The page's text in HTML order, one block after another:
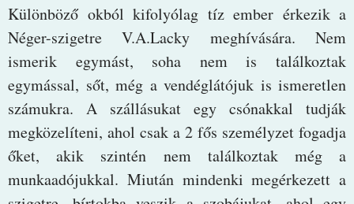
Különböző okból kifolyólag tíz ember érkezik a
Néger-szigetre V.A.Lacky meghívására. Nem
ismerik egymást, soha nem is találkoztak
egymással, sőt, még a vendéglátójuk is ismeretlen
számukra. A szállásukat egy csónakkal tudják
megközelíteni, ahol csak a 2 fős személyzet fogadja
őket, akik szintén nem találkoztak még a
munkaadójukkal. Miután mindenki megérkezett a